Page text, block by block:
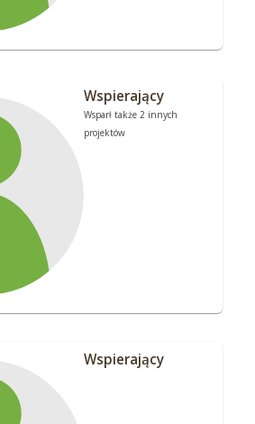
Wspierający
Wsparł także 2 innych
projektów
Wspierający